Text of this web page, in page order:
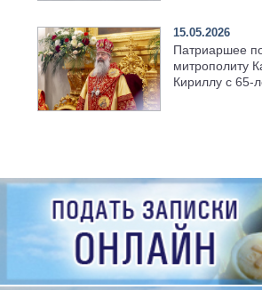
15.05.2026
Патриаршее
митрополиту
Кириллу с 65-